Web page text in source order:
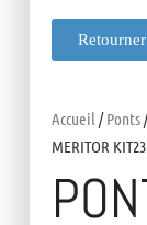
Accueil /Ponts
MERITOR